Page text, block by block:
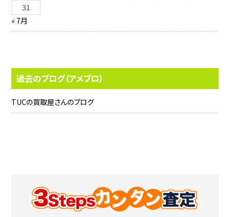
31
« 7月
過去のブログ（アメブロ）
TUCの買取屋さんのブログ